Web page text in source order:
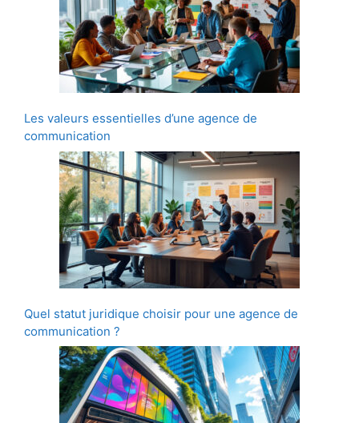
Les valeurs essentielles d’une agence de
communication
Quel statut juridique choisir pour une agence de
communication ?